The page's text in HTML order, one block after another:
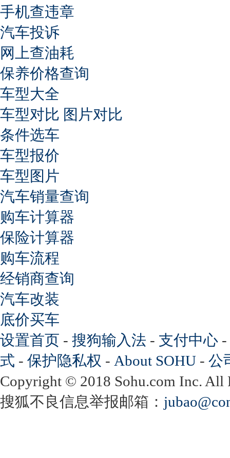
手机查违章
汽车投诉
网上查油耗
保养价格查询
车型大全
车型对比 图片对比
条件选车
车型报价
车型图片
汽车销量查询
购车计算器
保险计算器
购车流程
经销商查询
汽车改装
底价买车
设置首页 - 搜狗输入法 - 支付中心 -
式 - 保护隐私权 - About SOHU - 公
Copyright © 2018 Sohu.com Inc.
搜狐不良信息举报邮箱：